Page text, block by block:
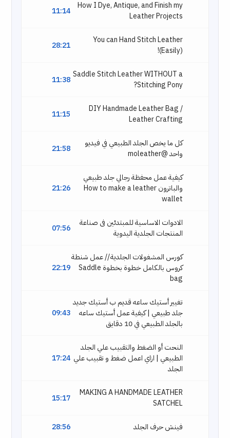
11:14
How I Dye, Antique, and Finish my
Leather Projects
28:21
You can Hand Stitch Leather
(Easily)!
11:38 Saddle Stitch Leather WITHOUT a
Stitching Pony?
11:15
DIY Handmade Leather Bag /
Leather Crafting
21:58
كل ما يخص الجلد الطبيعي في فيديو
واحد @moleather
21:26
كيفية عمل محفظة رجالي جلد طبيعي
والباترون How to make a leather
wallet
07:56
الادوات الاساسية للمبتدئين فى صناعة
المنتجات الجلدية اليدوية
22:19
كورس المشغولات الجلدية // عمل شنطة
كروس بالكامل خطوة بخطوة Saddle
bag
09:43
تغيير أستيك ساعه قديم ب أستيك جديد
جلد طبيعي | كيفية عمل أستيك ساعه
بالجلد الطبيعي في 10 دقايق
17:24
النحت أو الضغط والتقبيب علي الجلد
الطبيعي | ازاي اعمل ضغط و تقبيب علي
الجلد
15:17
MAKING A HANDMADE LEATHER
SATCHEL
28:56 فينش حرف الجلد